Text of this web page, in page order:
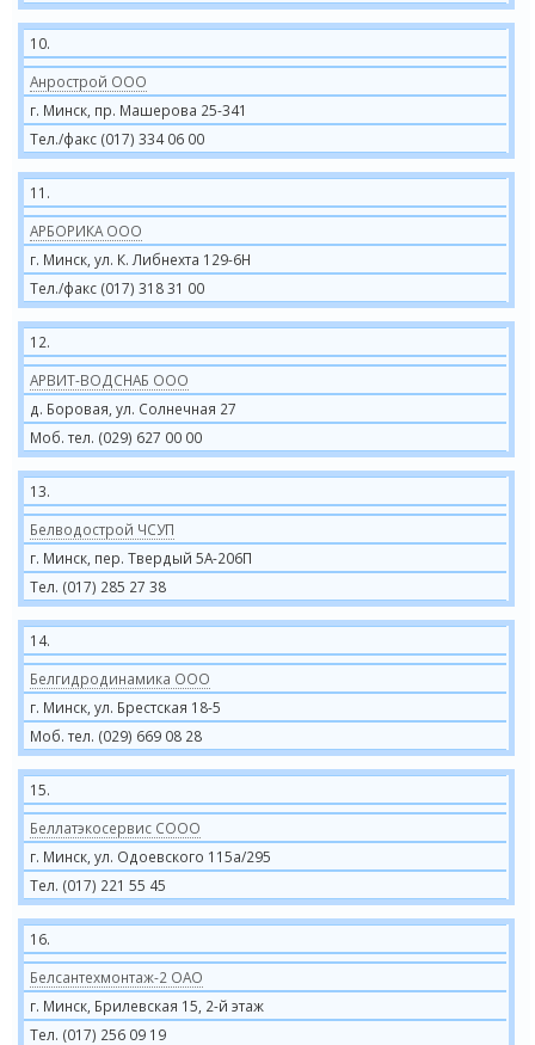
10.
Анрострой ООО
г. Минск, пр. Машерова 25-341
Тел./факс (017) 334 06 00
11.
АРБОРИКА ООО
г. Минск, ул. К. Либнехта 129-6H
Тел./факс (017) 318 31 00
12.
АРВИТ-ВОДСНАБ ООО
д. Боровая, ул. Солнечная 27
Моб. тел. (029) 627 00 00
13.
Белводострой ЧСУП
г. Минск, пер. Твердый 5А-206П
Тел. (017) 285 27 38
14.
Белгидродинамика ООО
г. Минск, ул. Брестская 18-5
Моб. тел. (029) 669 08 28
15.
Беллатэкосервис СООО
г. Минск, ул. Одоевского 115а/295
Тел. (017) 221 55 45
16.
Белсантехмонтаж-2 ОАО
г. Минск, Брилевская 15, 2-й этаж
Тел. (017) 256 09 19